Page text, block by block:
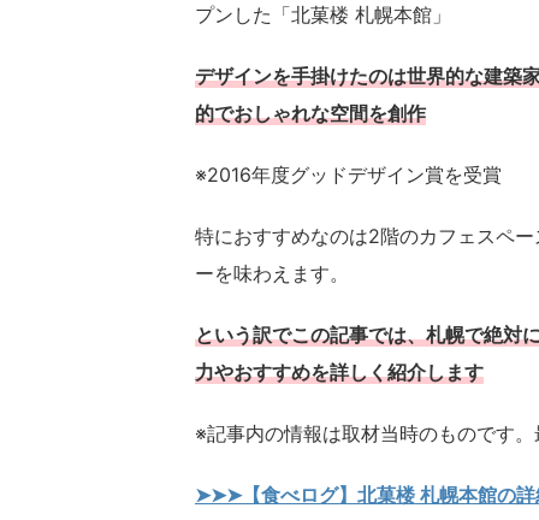
プンした「北菓楼 札幌本館」
デザインを手掛けたのは世界的な建築
的でおしゃれな空間を創作
※2016年度グッドデザイン賞を受賞
特におすすめなのは2階のカフェスペ
ーを味わえます。
という訳でこの記事では、札幌で絶対
力やおすすめを詳しく紹介します
※記事内の情報は取材当時のものです
➤➤➤【食べログ】北菓楼 札幌本館の